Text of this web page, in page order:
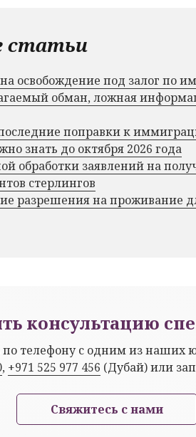
статьи
освобождение под залог по
обман, ложная
поправки к
знать до октября 2026 года
обработки заявлений на
стерлингов
разрешения на проживание
консультацию
по телефону с одним из наших
, +971 525 977 456 (Дубай) или
Свяжитесь с нами